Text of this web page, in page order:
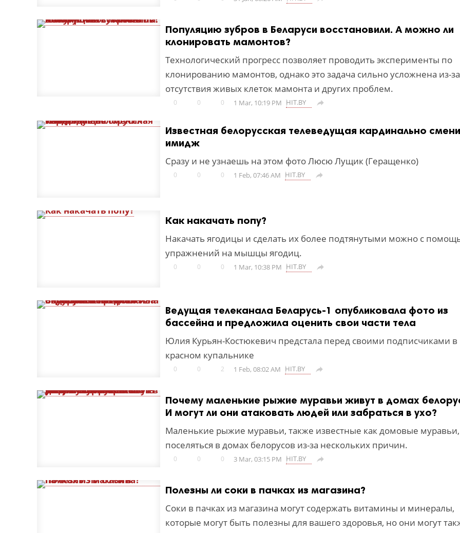
Популяцию зубров в Беларуси восстановили. А можно ли
клонировать мамонтов?
Технологический прогресс позволяет проводить эксперименты по
клонированию мамонтов, однако это задача сильно усложнена из-за
отсутствия живых клеток мамонта и других проблем.
0 0 0 1 Mar, 10:19 PM HIT.BY 
Известная белорусская телеведущая кардинально
имидж
Сразу и не узнаешь на этом фото Люсю Лущик (Геращенко)
0 0 0 1 Feb, 07:46 AM HIT.BY 
Как накачать попу?
Накачать ягодицы и сделать их более подтянутыми можно с
упражнений на мышцы ягодиц.
0 0 0 1 Mar, 10:38 PM HIT.BY 
Ведущая телеканала Беларусь-1 опубликовала фото из
бассейна и предложила оценить свои части тела
Юлия Курьян-Костюкевич предстала перед своими подписчиками в
красном купальнике
0 0 2 1 Feb, 08:02 AM HIT.BY 
Почему маленькие рыжие муравьи живут в домах
И могут ли они атаковать людей или забраться в ухо?
Маленькие рыжие муравьи, также известные как домовые муравьи,
поселяться в домах белорусов из-за нескольких причин.
0 0 0 3 Mar, 03:15 PM HIT.BY 
Полезны ли соки в пачках из магазина?
Соки в пачках из магазина могут содержать витамины и минералы,
которые могут быть полезны для вашего здоровья, но они могут